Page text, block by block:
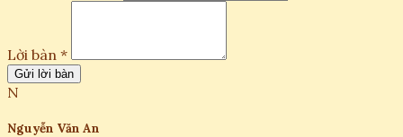
Lời bàn *
Gửi lời bàn
N
Nguyễn Văn An